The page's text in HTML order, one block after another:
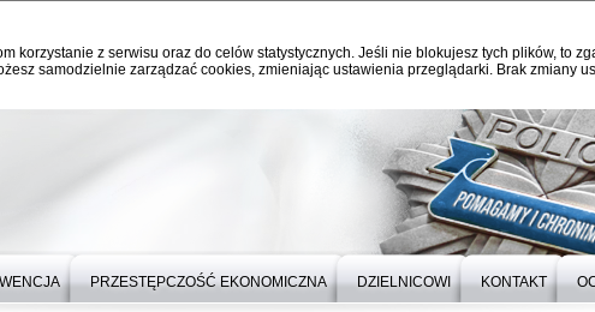
korzystanie z serwisu oraz do celów statystycznych. Jeśli nie blokujesz tych plików, to
samodzielnie zarządzać cookies, zmieniając ustawienia przeglądarki. Brak zmiany
PRZESTĘPCZOŚĆ EKONOMICZNA DZIELNICOWI KONTAKT